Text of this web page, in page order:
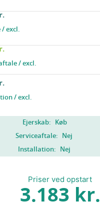
excl.
/ excl.
/ excl.
Ejerskab: Køb
Serviceaftale: Nej
Installation: Nej
Priser ved opstart
3.183 kr.